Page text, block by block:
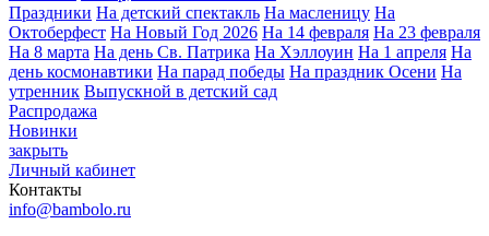
Праздники На детский спектакль На масленицу На
Октоберфест На Новый Год 2026 На 14 февраля На 23 февраля
На 8 марта На день Св. Патрика На Хэллоуин На 1 апреля На
день космонавтики На парад победы На праздник Осени На
утренник Выпускной в детский сад
Распродажа
Новинки
закрыть
Личный кабинет
Контакты
info@bambolo.ru